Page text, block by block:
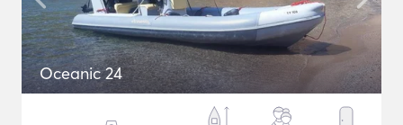
Oceanic 24